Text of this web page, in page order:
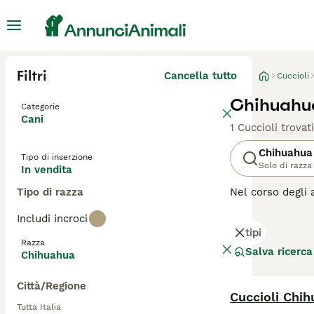
Filtri Cancella tutto
Categorie
Cani
Tipo di inserzione
In vendita
Tipo di razza
Includi incroci
Razza
Chihuahua
Città/Regione
Tutta Italia
Cuccioli
1 Cuccioli trovati
Chihuahua
Solo di razza
Nel corso degli
pieni di
andranno
Leggi lanostra
tipi
Salva ricerca
Cuccioli